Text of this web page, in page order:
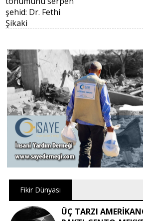
Fikir Dünyası
ÜÇ TARZI